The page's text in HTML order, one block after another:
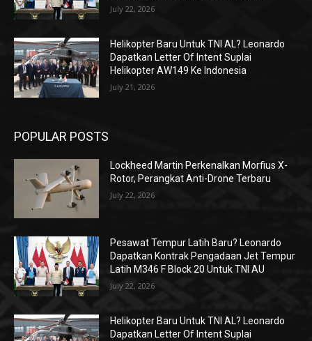
July 22, 2026
Helikopter Baru Untuk TNI AL? Leonardo
Dapatkan Letter Of Intent Suplai
Helikopter AW149 Ke Indonesia
July 21, 2026
POPULAR POSTS
Lockheed Martin Perkenalkan Morfius X-
Rotor, Perangkat Anti-Drone Terbaru
July 22, 2026
Pesawat Tempur Latih Baru? Leonardo
Dapatkan Kontrak Pengadaan Jet Tempur
Latih M346 F Block 20 Untuk TNI AU
July 22, 2026
Helikopter Baru Untuk TNI AL? Leonardo
Dapatkan Letter Of Intent Suplai